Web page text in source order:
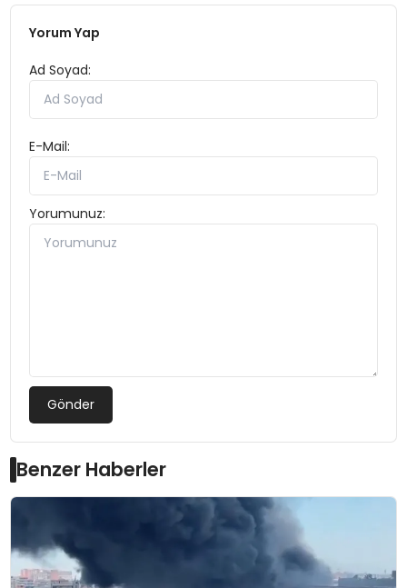
Yorum Yap
Ad Soyad:
E-Mail:
Yorumunuz:
Gönder
Benzer Haberler